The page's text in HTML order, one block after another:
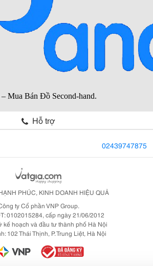
Hỗ trợ
02439747875
PHÚC, KINH DOANH HIỆU QUẢ
ty Cổ phần VNP Group.
0102015284, cấp ngày 21/06/2012
kế hoạch và đầu tư thành phố Hà Nội
102 Thái Thịnh, P. Trung Liệt, Hà Nội